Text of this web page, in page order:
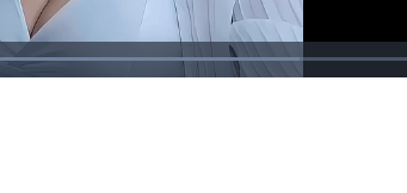
Loaded:
70.59%